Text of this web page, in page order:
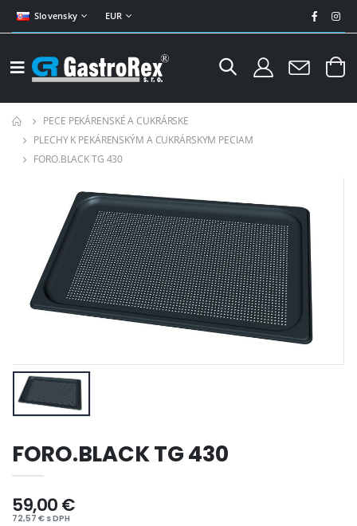
Slovensky EUR
PECE PEKÁRENSKÉ A CUKRÁRSKE
PLECHY K PEKÁRENSKÝM A CUKRÁRSKYM PECIAM
FORO.BLACK TG 430
FORO.BLACK TG 430
59,00 €
72,57 € s DPH